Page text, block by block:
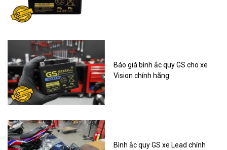
Báo giá bình ắc quy GS cho xe
Vision chính hãng
Bình ắc quy GS xe Lead chính